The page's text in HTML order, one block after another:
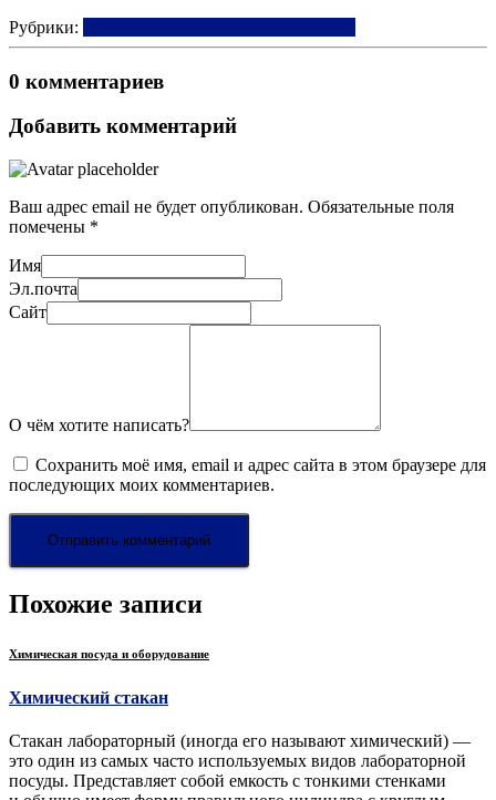
Рубрики:
0 комментариев
Добавить комментарий
Ваш адрес email не будет опубликован. Обязательные поля
помечены *
Имя
Эл.почта
Сайт
О чём хотите написать?
Сохранить моё имя, email и адрес сайта в этом браузере для
последующих моих комментариев.
Похожие записи
Химическая посуда и оборудование
Химический стакан
Стакан лабораторный (иногда его называют химический) —
это один из самых часто используемых видов лабораторной
посуды. Представляет собой емкость с тонкими стенками